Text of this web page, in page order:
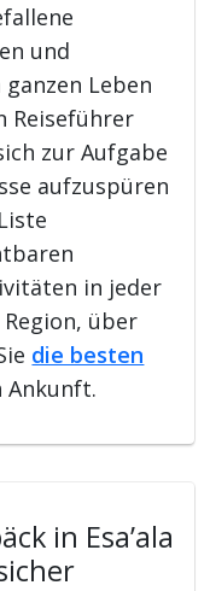
und
Leben
Reiseführer
zur Aufgabe
aufzuspüren
in jeder
über
die besten
Ankunft.
in Esa’ala